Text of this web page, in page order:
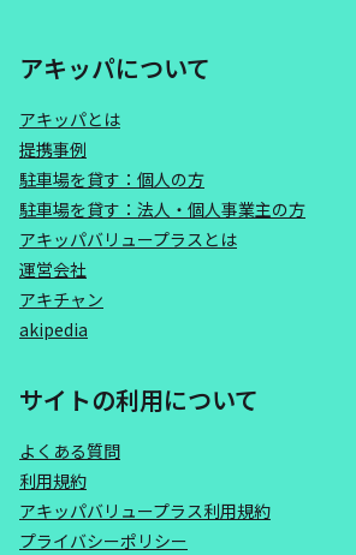
アキッパについて
アキッパとは
提携事例
駐車場を貸す：個人の方
駐車場を貸す：法人・個人事業主の方
アキッパバリュープラスとは
運営会社
アキチャン
akipedia
サイトの利用について
よくある質問
利用規約
アキッパバリュープラス利用規約
プライバシーポリシー